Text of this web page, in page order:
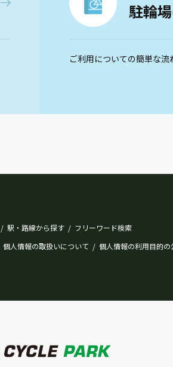
駐輪
ご利用についての簡単な流
/ 駅・路線から探す / フリーワード検索
個人情報の取扱いについて / 個人情報の利用目的の